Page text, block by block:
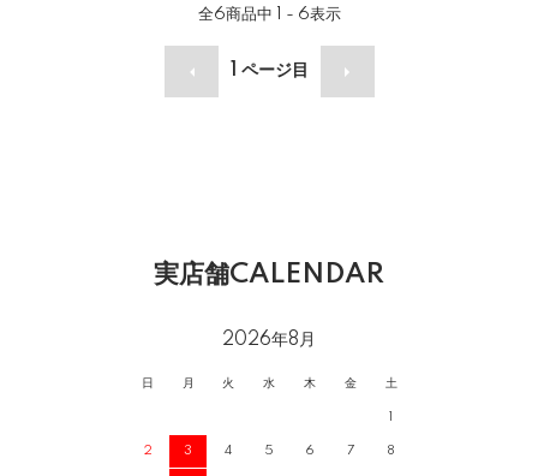
全6商品中 1 - 6表示
ページ目
実店舗CALENDAR
2026年8月
日 月 火 水 木 金 土
1
2 3 4 5 6 7 8